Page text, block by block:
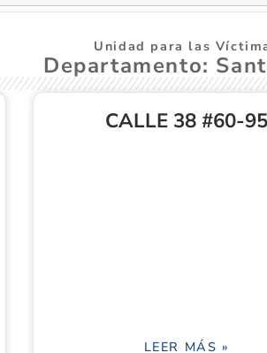
Unidad para las
Departamento:
CALLE 38 #60-95
LEER MÁS »